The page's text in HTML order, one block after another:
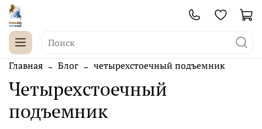
Главная Блог четырехстоечный подъемник
четырехстоечный
подъемник